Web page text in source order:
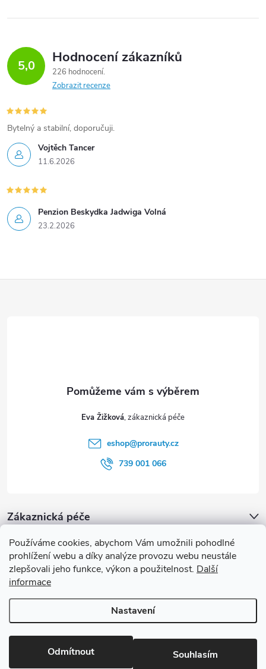
Používáme cookies, abychom Vám umožnili pohodlné
prohlížení webu a díky analýze provozu webu neustále
zlepšovali jeho funkce, výkon a použitelnost. Další
informace
Nastavení
Odmítnout Souhlasím
t
ů
l
d
a
c
í
p
r
v
k
v
5,0 Hodnocení zákazníků
226 hodnocení
Zobrazit recenze
Vojtěch Tancer
11.6.2026
Bytelný a stabilní, doporučuji.
Penzion Beskydka Jadwiga Volná
23.2.2026
Zákaznická péče
proRauty.cz
Blog
Eva Žižková
eshop@prorauty.cz
739 001 066
Copyright 2026proRauty.cz. Všechna práva vyhrazena.Upravit
nastavení cookies